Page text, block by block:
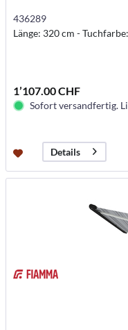
436289
Länge: 320 cm -
1’107.00 CHF
Sofort versandfertig.
Details